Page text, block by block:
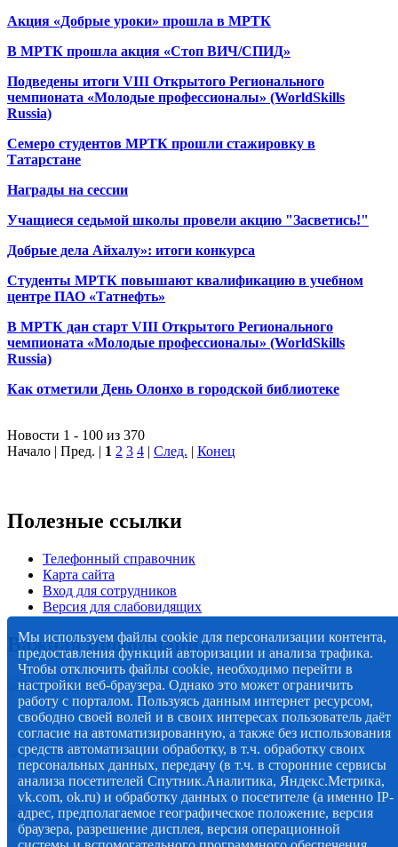
Акция «Добрые уроки» прошла в МРТК
В МРТК прошла акция «Стоп ВИЧ/СПИД»
Подведены итоги VIII Открытого Регионального
чемпионата «Молодые профессионалы» (WorldSkills
Russia)
Семеро студентов МРТК прошли стажировку в
Татарстане
Награды на сессии
Учащиеся седьмой школы провели акцию "Засветись!"
Добрые дела Айхалу»: итоги конкурса
Студенты МРТК повышают квалификацию в учебном
центре ПАО «Татнефть»
В МРТК дан старт VIII Открытого Регионального
чемпионата «Молодые профессионалы» (WorldSkills
Russia)
Как отметили День Олонхо в городской библиотеке
Новости 1 - 100 из 370
Начало | Пред. | 1 2 3 4 | След. | Конец
Полезные ссылки
Телефонный справочник
Карта сайта
Вход для сотрудников
Версия для слабовидящих
Важная информация
Мы используем файлы cookie для персонализации контента,
предоставления функций авторизации и анализа трафика.
Чтобы отключить файлы cookie, необходимо перейти в
настройки веб-браузера. Однако это может ограничить
работу с порталом. Пользуясь данным интернет ресурсом,
свободно своей волей и в своих интересах пользователь даёт
согласие на автоматизированную, а также без использования
средств автоматизации обработку, в т.ч. обработку своих
персональных данных, передачу (в т.ч. в сторонние сервисы
анализа посетителей Спутник.Аналитика, Яндекс.Метрика,
vk.com, ok.ru) и обработку данных о посетителе (а именно IP-
адрес, предполагаемое географическое положение, версия
браузера, разрешение дисплея, версия операционной